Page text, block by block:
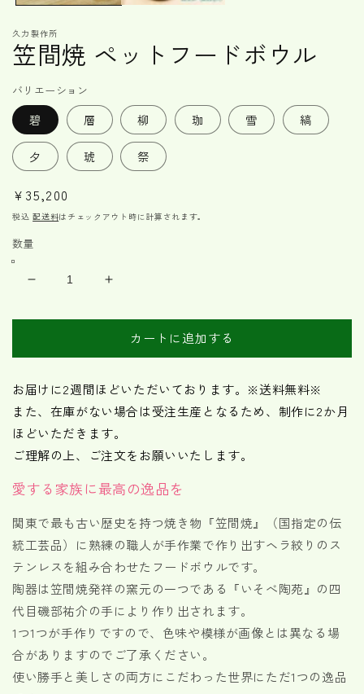
ア
を
開
く
久力製作所
笠間焼 ペットフードボウル
バリエーション
碧 層 柳 珈 雪 縞
夕 琥 祭
通
常
格
¥35,200
税込配送料はチェックアウト時に計算されます。
数量
ト
フ
ー
ボ
ウ
の
数
量
を
ら
す
笠
ト
フ
ー
ド
ボ
ウ
の
数
量
を
や
す
カートに追加する
お届けに2週間ほどいただいております。※送料無料※
また、在庫がない場合は受注生産となるため、制作に2か月
ほどいただきます。
ご理解の上、ご注文をお願いいたします。
愛する家族に最高の逸品を
関東で最も古い歴史を持つ焼き物『笠間焼』（国指定の伝
統工芸品）に熟練の職人が手作業で作り出すヘラ絞りのス
テンレスを組み合わせたフードボウルです。
陶器は笠間焼発祥の窯元の一つである『いそべ陶苑』の四
代目磯部祐介の手により作り出されます。
1つ1つが手作りですので、色味や模様が画像とは異なる場
合がありますのでご了承ください。
使い勝手と美しさの両方にこだわった世界にただ1つの逸品